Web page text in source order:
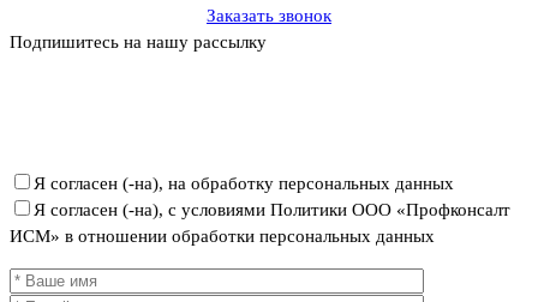
Заказать звонок
Подпишитесь на нашу рассылку
Я согласен (-на), на обработку персональных данных
Я согласен (-на), с условиями Политики ООО «Профконсалт
ИСМ» в отношении обработки персональных данных